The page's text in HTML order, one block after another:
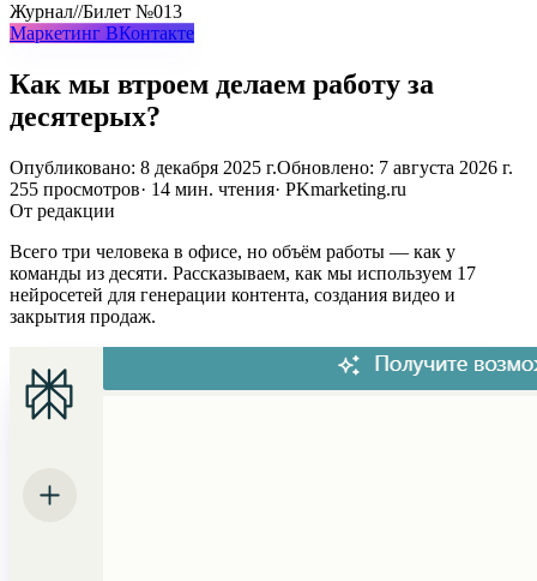
Журнал//Билет №013
Маркетинг ВКонтакте
Как мы втроем делаем работу за
десятерых?
Опубликовано: 8 декабря 2025 г.Обновлено: 7 августа 2026 г.
255 просмотров· 14 мин. чтения· PKmarketing.ru
От редакции
Всего три человека в офисе, но объём работы — как у
команды из десяти. Рассказываем, как мы используем 17
нейросетей для генерации контента, создания видео и
закрытия продаж.